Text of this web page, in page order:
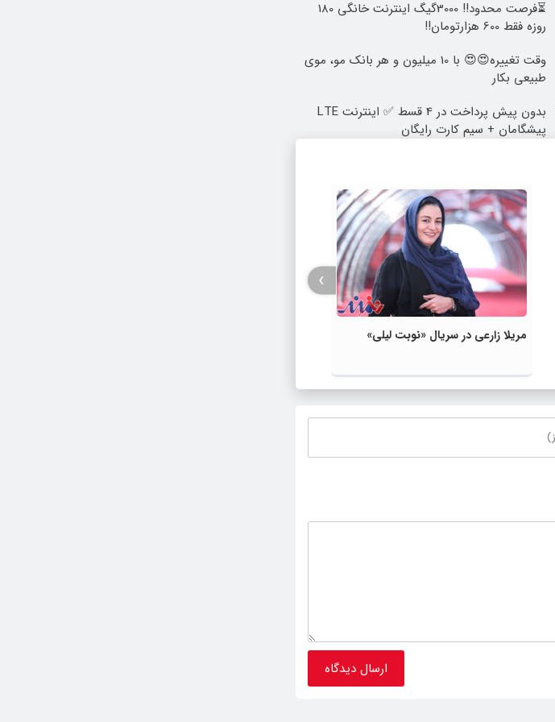
⏳فرصت محدود!! 3000گیگ اینترنت خانگی 180
روزه فقط 600 هزارتومان!!
وقت تغییره😍😍 با 10 میلیون و هر بانک مو، موی
طبیعی بکار
بدون پیش پرداخت در 4 قسط ✅ اینترنت LTE
پیشگامان + سیم کارت رایگان
مریلا زارعی در سریال «نوبت لیلی»
›